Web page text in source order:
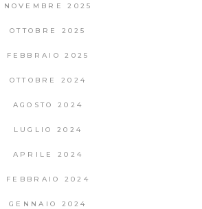
NOVEMBRE 2025
OTTOBRE 2025
FEBBRAIO 2025
OTTOBRE 2024
AGOSTO 2024
LUGLIO 2024
APRILE 2024
FEBBRAIO 2024
GENNAIO 2024